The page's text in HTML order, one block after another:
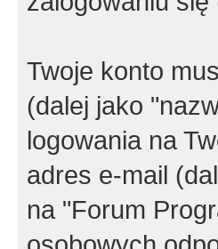
Twoje konto
(dalej jako
logowania na
adres e-mail
na "Forum